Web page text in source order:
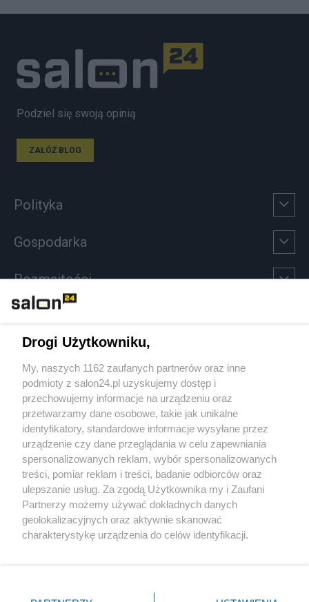
Podziel się swoją opinią
ZAŁÓŻ BLOG
Polityka
Gospodarka
Rozmaitości
Sport
Społeczeństwo
Kultura
X Facebook Instagram Youtube
Drogi Użytkowniku,
My, naszych 1162 zaufanych partnerów oraz inne
podmioty z salon24.pl uzyskujemy dostęp i
przechowujemy informacje na urządzeniu oraz
przetwarzamy dane osobowe, takie jak unikalne
identyfikatory, standardowe informacje wysyłane przez
urządzenie czy dane przeglądania w celu zapewniania
spersonalizowanych reklam, wybór spersonalizowanych
treści, pomiar reklam i treści, badanie odbiorców oraz
ulepszanie usług. Za zgodą Użytkownika my i Zaufani
Partnerzy możemy używać dokładnych danych
geolokalizacyjnych oraz aktywnie skanować
charakterystykę urządzenia do celów identyfikacji.
zmienić/wycofać klikając przycisk ustawień prywatności